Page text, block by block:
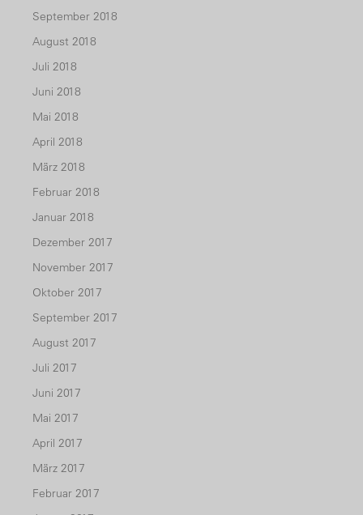
September 2018
August 2018
Juli 2018
Juni 2018
Mai 2018
April 2018
März 2018
Februar 2018
Januar 2018
Dezember 2017
November 2017
Oktober 2017
September 2017
August 2017
Juli 2017
Juni 2017
Mai 2017
April 2017
März 2017
Februar 2017